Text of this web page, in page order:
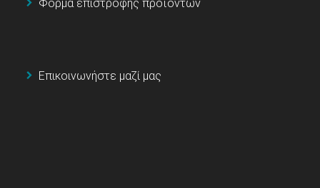
Φόρμα επιστροφής προϊόντων
Επικοινωνήστε μαζί μας